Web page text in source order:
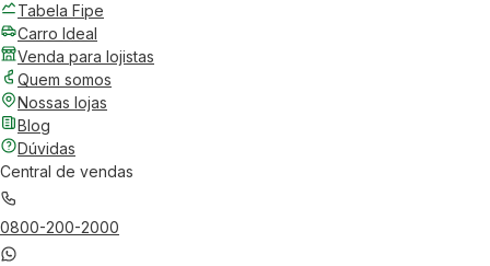
Tabela Fipe
Carro Ideal
Venda para lojistas
Quem somos
Nossas lojas
Blog
Dúvidas
Central de vendas
0800-200-2000